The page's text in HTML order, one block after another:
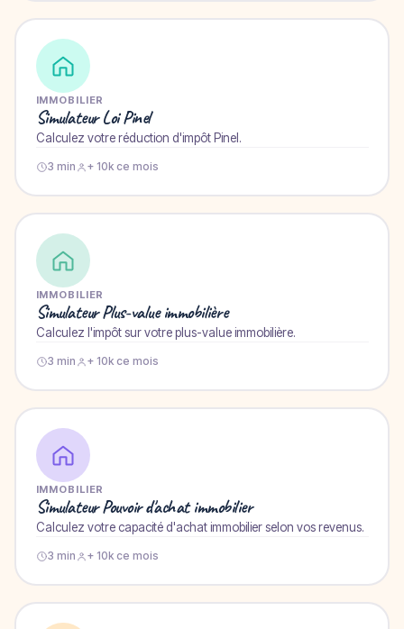
IMMOBILIER
Simulateur Loi Pinel
Calculez votre réduction d'impôt Pinel.
3 min + 10k ce mois
IMMOBILIER
Simulateur Plus-value immobilière
Calculez l'impôt sur votre plus-value immobilière.
3 min + 10k ce mois
IMMOBILIER
Simulateur Pouvoir d'achat immobilier
Calculez votre capacité d'achat immobilier selon vos revenus.
3 min + 10k ce mois